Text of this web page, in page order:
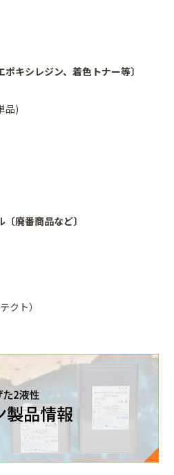
キシレジン、着色トナー等〕
品)
廃番商品など〕
クト）